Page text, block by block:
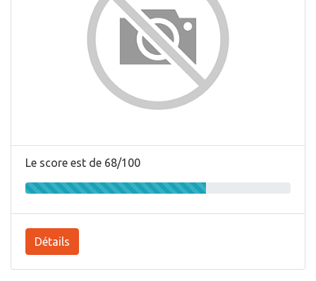
Le score est de 68/100
Détails